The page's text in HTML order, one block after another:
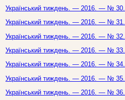
Український тиждень. — 2016. — № 30.
Український тиждень. — 2016. — № 31.
Український тиждень. — 2016. — № 32.
Український тиждень. — 2016. — № 33.
Український тиждень. — 2016. — № 34.
Український тиждень. — 2016. — № 35.
Український тиждень. — 2016. — № 36.